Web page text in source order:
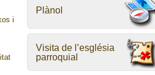
i
Plànol
Visita de l’església
parroquial